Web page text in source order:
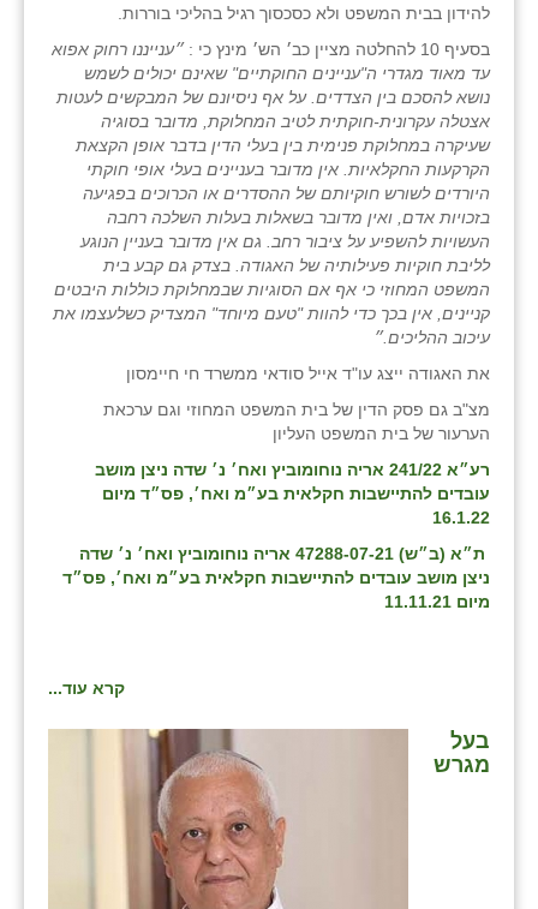
להידון בבית המשפט ולא כסכסוך רגיל בהליכי בוררות.
בסעיף 10 להחלטה מציין כב׳ הש׳ מינץ כי :
״ענייננו רחוק אפוא
עד מאוד מגדרי ה"עניינים החוקתיים" שאינם יכולים לשמש
נושא להסכם בין הצדדים. על אף ניסיונם של המבקשים לעטות
אצטלה עקרונית-חוקתית לטיב המחלוקת, מדובר בסוגיה
שעיקרה במחלוקת פנימית בין בעלי הדין בדבר אופן הקצאת
הקרקעות החקלאיות. אין מדובר בעניינים בעלי אופי חוקתי
היורדים לשורש חוקיותם של ההסדרים או הכרוכים בפגיעה
בזכויות אדם, ואין מדובר בשאלות בעלות השלכה רחבה
העשויות להשפיע על ציבור רחב. גם אין מדובר בעניין הנוגע
לליבת חוקיות פעילותיה של האגודה. בצדק גם קבע בית
המשפט המחוזי כי אף אם הסוגיות שבמחלוקת כוללות היבטים
קניינים, אין בכך כדי להוות "טעם מיוחד" המצדיק כשלעצמו את
עיכוב ההליכים.״
את האגודה ייצג עו"ד אייל סודאי ממשרד חי חיימסון
מצ"ב גם פסק הדין של בית המשפט המחוזי וגם ערכאת
הערעור של בית המשפט העליון
רע״א 241/22 אריה נוחומוביץ ואח׳ נ׳ שדה ניצן מושב
עובדים להתיישבות חקלאית בע״מ ואח׳, פס״ד מיום
16.1.22
ת״א (ב״ש) 47288-07-21 אריה נוחומוביץ ואח׳ נ׳ שדה
ניצן מושב עובדים להתיישבות חקלאית בע״מ ואח׳, פס״ד
מיום 11.11.21
קרא עוד...
בעל
מגרש